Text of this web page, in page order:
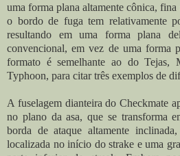
uma forma plana altamente cônica, fina
o bordo de fuga tem relativamente
resultando em uma forma plana
convencional, em vez de uma forma
formato é semelhante ao do Tejas,
Typhoon, para citar três exemplos de
A fuselagem dianteira do Checkmate
no plano da asa, que se transforma
borda de ataque altamente
localizada no início do strake e uma